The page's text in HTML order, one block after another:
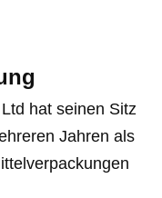
hat seinen Sitz
Jahren als